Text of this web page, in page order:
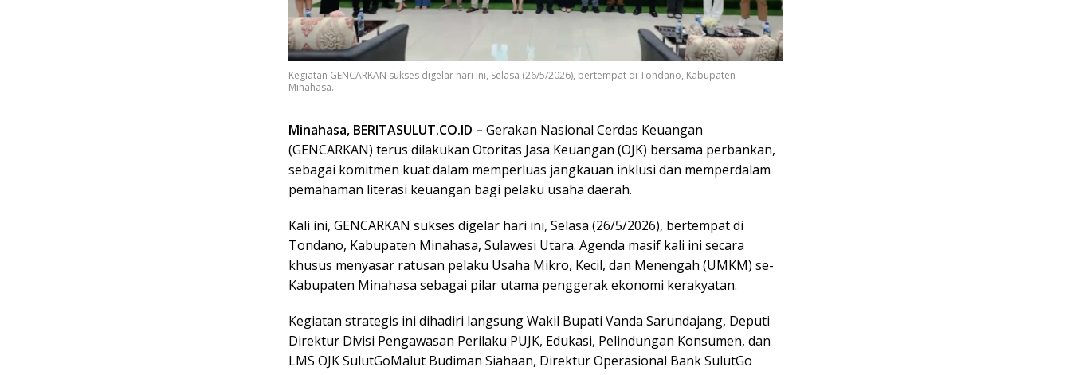
Kegiatan GENCARKAN sukses digelar hari ini, Selasa (26/5/2026), bertempat di Tondano, Kabupaten
Minahasa.
Minahasa, BERITASULUT.CO.ID – Gerakan Nasional Cerdas Keuangan
(GENCARKAN) terus dilakukan Otoritas Jasa Keuangan (OJK) bersama perbankan,
sebagai komitmen kuat dalam memperluas jangkauan inklusi dan memperdalam
pemahaman literasi keuangan bagi pelaku usaha daerah.
Kali ini, GENCARKAN sukses digelar hari ini, Selasa (26/5/2026), bertempat di
Tondano, Kabupaten Minahasa, Sulawesi Utara. Agenda masif kali ini secara
khusus menyasar ratusan pelaku Usaha Mikro, Kecil, dan Menengah (UMKM) se-
Kabupaten Minahasa sebagai pilar utama penggerak ekonomi kerakyatan.
Kegiatan strategis ini dihadiri langsung Wakil Bupati Vanda Sarundajang, Deputi
Direktur Divisi Pengawasan Perilaku PUJK, Edukasi, Pelindungan Konsumen, dan
LMS OJK SulutGoMalut Budiman Siahaan, Direktur Operasional Bank SulutGo